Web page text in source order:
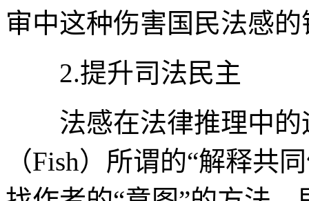
审中这种伤害国民法感
2.提升司法民主
法感在法律推理中的
（Fish）所谓的“解释共